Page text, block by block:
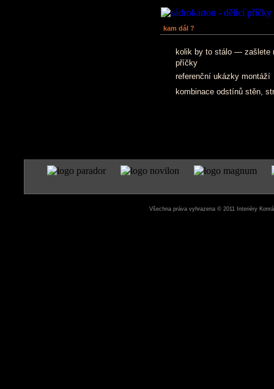
kam dál ?
kolik by to stálo — zašlete
příčky
referenční ukázky montáží
kombinace odstínů stěn,
Všechna práva vyhrazena © 2011 Interiéry